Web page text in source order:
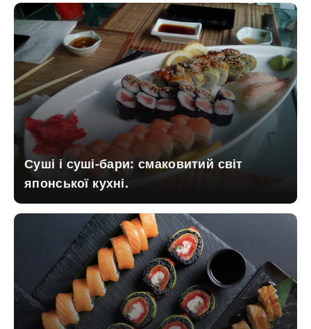
Суші і суші-бари: смаковитий світ
японської кухні.